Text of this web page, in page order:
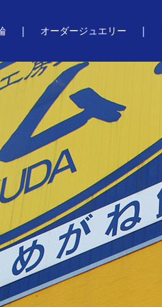
オーダージュエリー